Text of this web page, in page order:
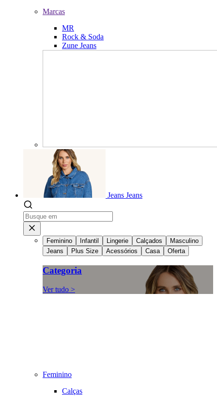
Marcas
MR
Rock & Soda
Zune Jeans
Jeans Jeans
Feminino Infantil Lingerie Calçados
Masculino
Jeans
Plus Size Acessórios Casa Oferta
Categoria
Ver tudo >
Feminino
Calças